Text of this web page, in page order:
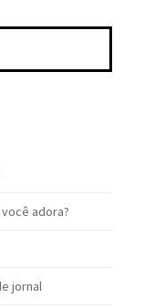
adora?
jornal